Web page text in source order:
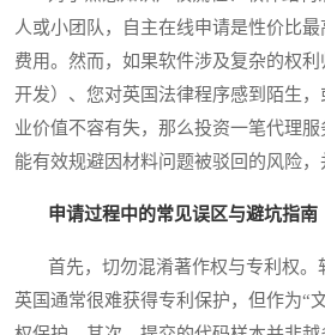
人或小团队，自主在线申请是性价比
费用。然而，如果软件涉及复杂的权
开发）、您对英国法律程序感到陌生
业价值不容有失，那么投资一笔代理
能有效规避因材料问题被驳回的风险，
申请过程中的常见误区与避坑指南
首先，切勿混淆著作权与专利权。
英国通常很难获得专利保护，但作为“